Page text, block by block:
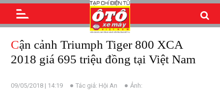
Cận cảnh Triumph Tiger 800 XCA
2018 giá 695 triệu đồng tại Việt Nam
09/05/2018 | 14:19 Tác giả: Hội An Ảnh: